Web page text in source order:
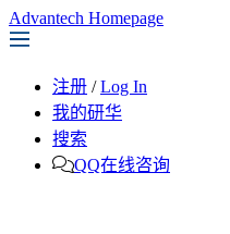
Advantech Homepage
注册 / Log In
我的研华
搜索
QQ在线咨询